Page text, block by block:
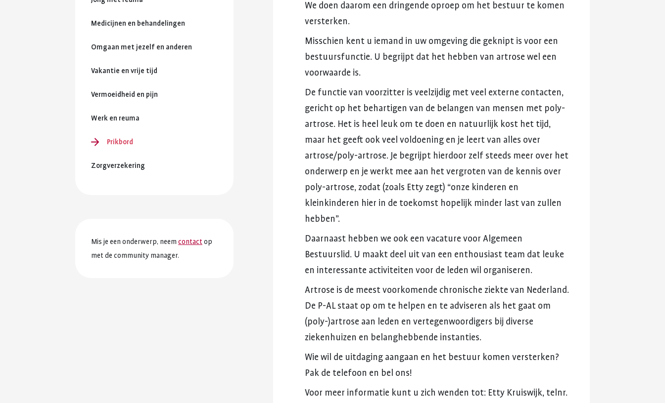
Medicijnen en behandelingen
Omgaan met jezelf en anderen
Vakantie en vrije tijd
Vermoeidheid en pijn
Werk en reuma
Prikbord
Zorgverzekering
Mis je een onderwerp, neem contactop
met de community manager.
We doen daarom een dringende oproep om het bestuur te komen
versterken.
Misschien kent u iemand in uw omgeving die geknipt is voor een
bestuursfunctie. U begrijpt dat het hebben van artrose wel een
voorwaarde is.
De functie van voorzitter is veelzijdig met veel externe contacten,
gericht op het behartigen van de belangen van mensen met poly-
artrose. Het is heel leuk om te doen en natuurlijk kost het tijd,
maar het geeft ook veel voldoening en je leert van alles over
artrose/poly-artrose. Je begrijpt hierdoor zelf steeds meer over het
onderwerp en je werkt mee aan het vergroten van de kennis over
poly-artrose, zodat (zoals Etty zegt) “onze kinderen en
kleinkinderen hier in de toekomst hopelijk minder last van zullen
hebben”.
Daarnaast hebben we ook een vacature voor Algemeen
Bestuurslid. U maakt deel uit van een enthousiast team dat leuke
en interessante activiteiten voor de leden wil organiseren.
Artrose is de meest voorkomende chronische ziekte van Nederland.
De P-AL staat op om te helpen en te adviseren als het gaat om
(poly-)artrose aan leden en vertegenwoordigers bij diverse
ziekenhuizen en belanghebbende instanties.
Wie wil de uitdaging aangaan en het bestuur komen versterken?
Pak de telefoon en bel ons!
Voor meer informatie kunt u zich wenden tot: Etty Kruiswijk, telnr.